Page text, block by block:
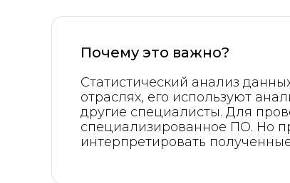
Почему это важно?
Статистический анализ
отраслях, его используют
другие специалисты. Для
специализированное ПО. Но
интерпретировать